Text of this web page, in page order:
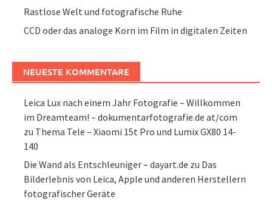
Rastlose Welt und fotografische Ruhe
CCD oder das analoge Korn im Film in digitalen Zeiten
NEUESTE KOMMENTARE
Leica Lux nach einem Jahr Fotografie – Willkommen
im Dreamteam! – dokumentarfotografie.de at/com
zu Thema Tele – Xiaomi 15t Pro und Lumix GX80 14-
140
Die Wand als Entschleuniger – dayart.de zu Das
Bilderlebnis von Leica, Apple und anderen Herstellern
fotografischer Geräte